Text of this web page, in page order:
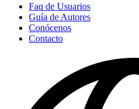
Faq de Usuarios
Guía de Autores
Conócenos
Contacto